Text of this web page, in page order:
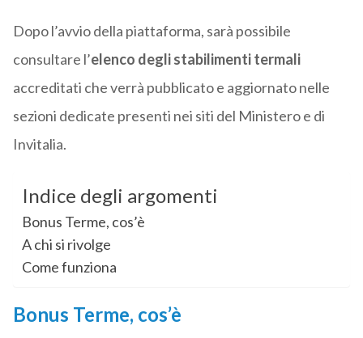
Dopo l’avvio della piattaforma, sarà possibile
consultare l’elenco degli stabilimenti termali
accreditati che verrà pubblicato e aggiornato nelle
sezioni dedicate presenti nei siti del Ministero e di
Invitalia.
Indice degli argomenti
Bonus Terme, cos’è
A chi si rivolge
Come funziona
Bonus Terme, cos’è